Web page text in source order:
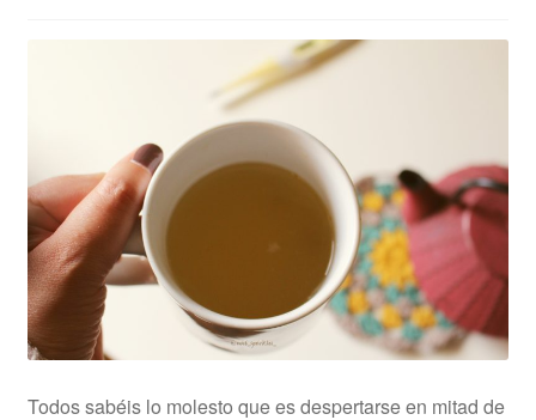
Todos sabéis lo molesto que es despertarse en mitad de